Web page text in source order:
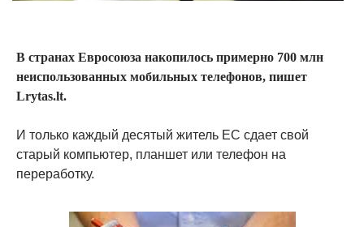
В странах Евросоюза накопилось примерно 700 млн
неиспользованных мобильных телефонов, пишет
Lrytas.lt.
И только каждый десятый житель ЕС сдает свой
старый компьютер, планшет или телефон на
переработку.